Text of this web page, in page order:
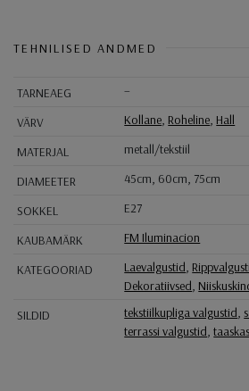
TEHNILISED ANDMED
TARNEAEG
–
VÄRV
Kollane, Roheline, Hall
MATERJAL
metall/tekstiil
DIAMEETER
45cm, 60cm, 75cm
SOKKEL
E27
KAUBAMÄRK
FM Iluminacion
KATEGOORIAD
Laevalgustid,
Dekoratiivsed,
SILDID
tekstiilkupliga valgustid,
terrassi valgustid,